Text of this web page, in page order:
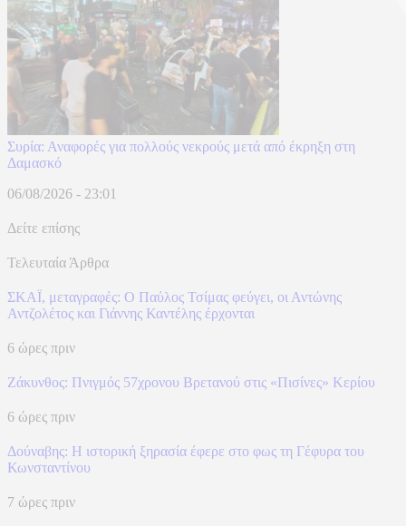
Συρία: Αναφορές για πολλούς νεκρούς μετά από έκρηξη στη
Δαμασκό
06/08/2026 - 23:01
Δείτε επίσης
Τελευταία Άρθρα
ΣΚΑΪ, μεταγραφές: Ο Παύλος Τσίμας φεύγει, οι Αντώνης
Αντζολέτος και Γιάννης Καντέλης έρχονται
6 ώρες πριν
Ζάκυνθος: Πνιγμός 57χρονου Βρετανού στις «Πισίνες» Κερίου
6 ώρες πριν
Δούναβης: Η ιστορική ξηρασία έφερε στο φως τη Γέφυρα του
Κωνσταντίνου
7 ώρες πριν